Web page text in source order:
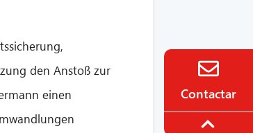
den Anstoß zur
einen
Contactar